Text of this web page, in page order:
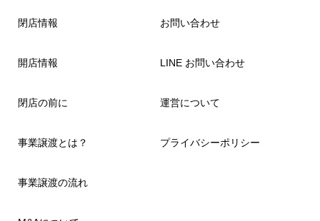
閉店情報
開店情報
閉店の前に
事業譲渡とは？
事業譲渡の流れ
お問い合わせ
LINE お問い合わせ
運営について
プライバシーポリシー